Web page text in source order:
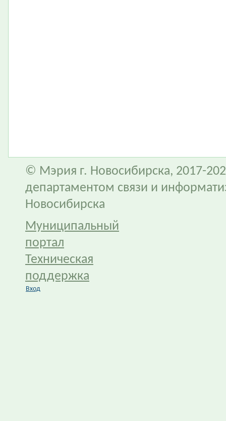
© Мэрия г. Новосибирска, 2017-
департаментом связи и
Новосибирска
Муниципальный
портал
Техническая
поддержка
Вход